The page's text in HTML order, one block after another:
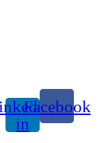
in
Facebook